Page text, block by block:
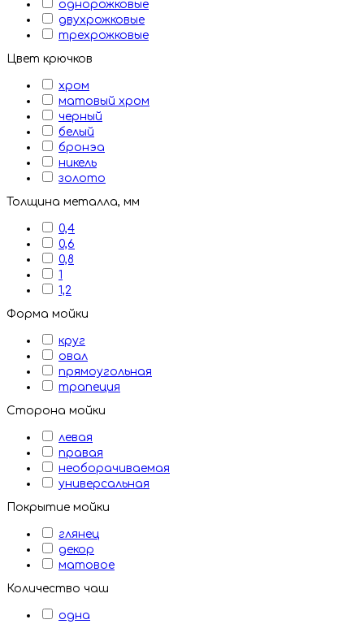
однорожковые
двухрожковые
трехрожковые
Цвет крючков
хром
матовый хром
черный
белый
бронэа
никель
золото
Толщина металла, мм
0,4
0,6
0,8
1
1,2
Форма мойки
круг
овал
прямоугольная
трапеция
Сторона мойки
левая
правая
необорачиваемая
универсальная
Покрытие мойки
глянец
декор
матовое
Количество чаш
одна